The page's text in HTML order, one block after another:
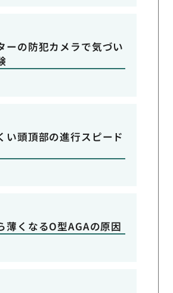
ーの防犯カメラで気づい
い頭頂部の進行スピード
薄くなるO型AGAの原因